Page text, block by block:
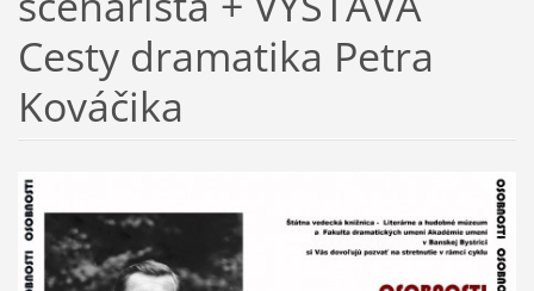
Cesty dramatika Petra
Kováčika